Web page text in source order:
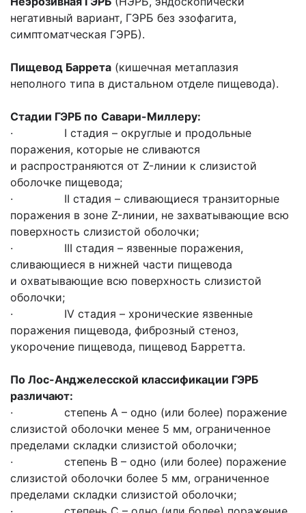
негативный вариант, ГЭРБ без эзофагита,
симптоматческая ГЭРБ).
Пищевод Баррета (кишечная метаплазия
неполного типа в дистальном отделе пищевода).
Стадии ГЭРБ по Савари-Миллеру:
· I стадия – округлые и продольные
поражения, которые не сливаются
и распространяются от Z-линии к слизистой
оболочке пищевода;
· II стадия – сливающиеся транзиторные
поражения в зоне Z-линии, не захватывающие всю
поверхность слизистой оболочки;
· III стадия – язвенные поражения,
сливающиеся в нижней части пищевода
и охватывающие всю поверхность слизистой
оболочки;
· IV стадия – хронические язвенные
поражения пищевода, фиброзный стеноз,
укорочение пищевода, пищевод Барретта.
По Лос-Анджелесской классификации ГЭРБ
различают:
· степень А – одно (или более) поражение
слизистой оболочки менее 5 мм, ограниченное
пределами складки слизистой оболочки;
· степень В – одно (или более) поражение
слизистой оболочки более 5 мм, ограниченное
пределами складки слизистой оболочки;